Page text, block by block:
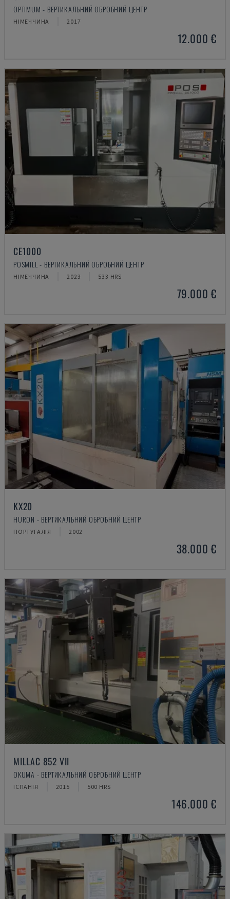
OPTIMUM - ВЕРТИКАЛЬНИЙ ОБРОБНИЙ ЦЕНТР
НІМЕЧЧИНА 2017
12.000 €
CE1000
POSMILL - ВЕРТИКАЛЬНИЙ ОБРОБНИЙ ЦЕНТР
НІМЕЧЧИНА 2023 533 HRS
79.000 €
KX20
HURON - ВЕРТИКАЛЬНИЙ ОБРОБНИЙ ЦЕНТР
ПОРТУГАЛІЯ 2002
38.000 €
MILLAC 852 VII
OKUMA - ВЕРТИКАЛЬНИЙ ОБРОБНИЙ ЦЕНТР
ІСПАНІЯ 2015 500 HRS
146.000 €